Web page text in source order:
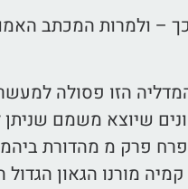
– ולמרות המכתב
הזו פסולה
שיוצא משמם שניתן
פרק מ מהדורת
מורנו הגאון הגדול